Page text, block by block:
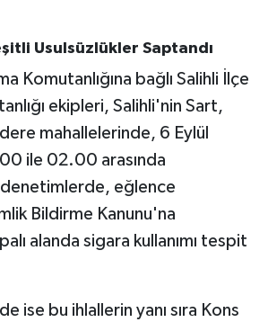
Usulsüzlükler Saptandı
Komutanlığına bağlı Salihli İlçe
ekipleri, Salihli'nin Sart,
mahallelerinde, 6 Eylül
ile 02.00 arasında
eğlence
Bildirme Kanunu'na
alanda sigara kullanımı tespit
ise bu ihlallerin yanı sıra Kons